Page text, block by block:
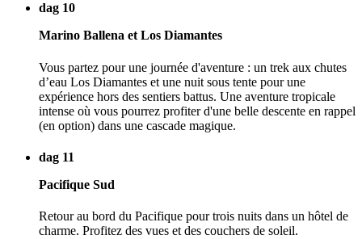
dag 10
Marino Ballena et Los Diamantes
Vous partez pour une journée d'aventure : un trek aux chutes
d’eau Los Diamantes et une nuit sous tente pour une
expérience hors des sentiers battus. Une aventure tropicale
intense où vous pourrez profiter d'une belle descente en rappel
(en option) dans une cascade magique.
dag 11
Pacifique Sud
Retour au bord du Pacifique pour trois nuits dans un hôtel de
charme. Profitez des vues et des couchers de soleil.